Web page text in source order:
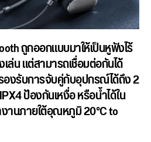
ถูกออกแบบมาให้เป็นหูฟังไร้
ล่น แต่สามารถเชื่อมต่อกันได้
องรับการจับคู่กับอุปกรณ์ได้ถึง 2
ป้องกันเหงื่อ หรือน้ำได้ใน
านภายใต้อุณหภูมิ 20°C to